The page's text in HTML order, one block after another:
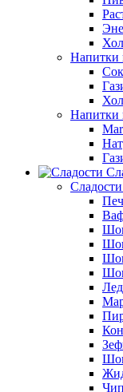
Напитки
Напитки